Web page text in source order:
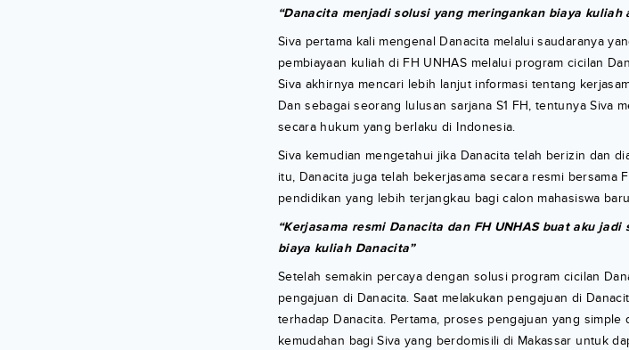
“Danacita menjadi solusi yang meringankan biaya
Siva pertama kali mengenal Danacita melalui saudaranya
pembiayaan kuliah di FH UNHAS melalui program cicilan
Siva akhirnya mencari lebih lanjut informasi tentang
Dan sebagai seorang lulusan sarjana S1 FH, tentunya Siva
secara hukum yang berlaku di Indonesia.
Siva kemudian mengetahui jika Danacita telah berizin dan
itu, Danacita juga telah bekerjasama secara resmi bersama
pendidikan yang lebih terjangkau bagi calon mahasiswa
“Kerjasama resmi Danacita dan FH UNHAS buat aku
biaya kuliah Danacita”
Setelah semakin percaya dengan solusi program cicilan
pengajuan di Danacita. Saat melakukan pengajuan di
terhadap Danacita. Pertama, proses pengajuan yang
kemudahan bagi Siva yang berdomisili di Makassar untuk